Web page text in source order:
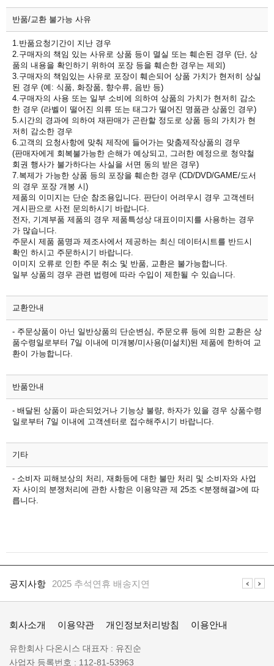
반품/교환 불가능 사유
1.반품요청기간이 지난 경우
2.구매자의 책임 있는 사유로 상품 등이 멸실 또는 훼손된 경우 (단, 상
품의 내용을 확인하기 위하여 포장 등을 훼손한 경우는 제외)
3.구매자의 책임있는 사유로 포장이 훼손되어 상품 가치가 현저히 상실
된 경우 (예: 식품, 화장품, 향수류, 음반 등)
4.구매자의 사용 또는 일부 소비에 의하여 상품의 가치가 현저히 감소
한 경우 (라벨이 떨어진 의류 또는 태그가 떨어진 명품관 상품인 경우)
5.시간의 경과에 의하여 재판매가 곤란할 정도로 상품 등의 가치가 현
저히 감소한 경우
6.고객의 요청사항에 맞춰 제작에 들어가는 맞춤제작상품의 경우
(판매자에게 회복불가능한 손해가 예상되고, 그러한 예정으로 청약철
회권 행사가 불가하다는 사실을 서면 동의 받은 경우)
7.복제가 가능한 상품 등의 포장을 훼손한 경우 (CD/DVD/GAME/도서
의 경우 포장 개봉 시)
제품의 이미지는 단순 참조용입니다. 판단이 어려우시 경우 고객센터
게시판으로 사전 문의하시기 바랍니다.
전자, 기계부품 제품의 경우 제품특성상 대표이미지를 사용하는 경우
가 많습니다.
주문시 제품 품명과 제조사에서 제공하는 최신 데이터시트를 반드시
확인 하시고 주문하시기 바랍니다.
이미지 오류로 인한 주문 취소 및 반품, 교환은 불가능합니다.
일부 상품의 경우 관련 법령에 따라 수입이 제한될 수 있습니다.
교환안내
- 주문상품이 아닌 일반상품의 단순변심, 주문오류 등에 의한 교환은 상
품수령일로부터 7일 이내에 미개봉/미사용(미설치)된 제품에 한하여 교
환이 가능합니다.
반품안내
- 배달된 상품이 파손되었거나 기능상 불량, 하자가 있을 경우 상품수령
일로부터 7일 이내에 고객센터로 접수해주시기 바랍니다.
기타
- 소비자 피해보상의 처리, 재화등에 대한 불만 처리 및 소비자와 사업
자 사이의 분쟁처리에 관한 사항은 이용약관 제 25조 <분쟁해결>에 따
릅니다.
지
공지사항 2025 추석연휴 배송지연
공지사항 일렉프로는 수배전반 전기자재 전문 쇼핑몰 입니다
렉
로
정
회사소개 이용약관 개인정보처리방침 이용안내
회
사
유한회사 다온시스 대표자 : 유진순
사업자 등록번호 : 112-81-53963